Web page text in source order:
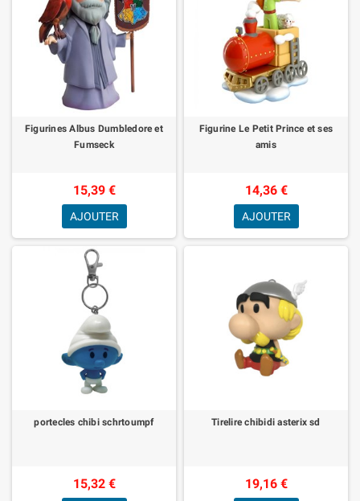
Figurines Albus Dumbledore et
Fumseck
15,39 €
AJOUTER
Figurine Le Petit Prince et ses
amis
14,36 €
AJOUTER
portecles chibi schrtoumpf
15,32 €
Tirelire chibidi asterix sd
19,16 €